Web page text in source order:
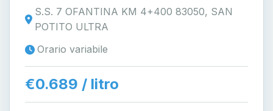
S.S. 7 OFANTINA KM 4+400 83050, SAN
POTITO ULTRA
Orario variabile
€0.689 / litro